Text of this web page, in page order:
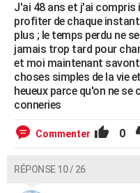
J'ai 48 ans et j'ai compris
profiter de chaque
plus ; le temps perdu ne
jamais trop tard pour
et moi maintenant
choses simples de la vie
heueux parce qu'on ne se
conneries
Commenter 0
RÉPONSE 10 / 26